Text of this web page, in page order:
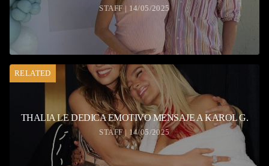
STAFF | 14/05/2025
RELATED
THALIA LE DEDICA EMOTIVO MENSAJE A KAROL G.
STAFF | 14/05/2025